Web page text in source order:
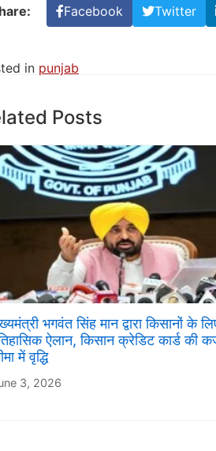
Facebook Twitter
in punjab
Posts
भगवंत सिंह मान द्वारा किसानों के
ऐलान, किसान क्रेडिट कार्ड की
में वृद्धि
3, 2026